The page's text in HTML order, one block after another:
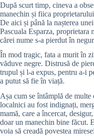
După scurt timp, cineva a
manechin și fiica
De aici și până la nașterea
Pascuala Esparza,
cărei nume s-a pierdut în
În mod tragic, fata a murit în
văduve negre. Distrusă de
trupul și l-a expus, pentru a-i
a putut să fie în viață.
Așa cum se întâmplă de
localnici au fost indignați,
mamă, care a încercat,
doar un manechin bine făcut.
voia să creadă povestea